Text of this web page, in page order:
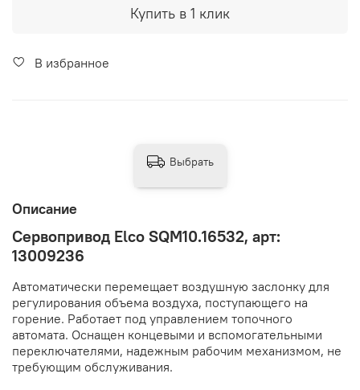
Купить в 1 клик
В избранное
Описание
Сервопривод Elco SQM10.16532, арт:
13009236
Автоматически перемещает воздушную заслонку для
регулирования объема воздуха, поступающего на
горение. Работает под управлением топочного
автомата. Оснащен концевыми и вспомогательными
переключателями, надежным рабочим механизмом, не
требующим обслуживания.
Выбрать